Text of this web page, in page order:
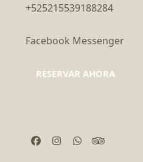
+525215539188284
Facebook Messenger
RESERVAR AHORA
Facebook
Instagram
WhatsappTripadvisor